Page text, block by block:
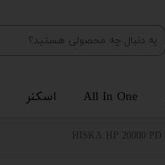
All In One اسکنر